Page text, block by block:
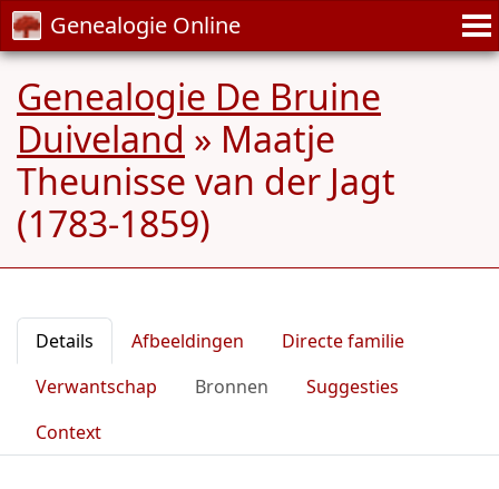
Genealogie Online
Genealogie De Bruine
Duiveland » Maatje
Theunisse van der Jagt
(1783-1859)
Details Afbeeldingen
Directe familie
Verwantschap
Bronnen
Suggesties
Context